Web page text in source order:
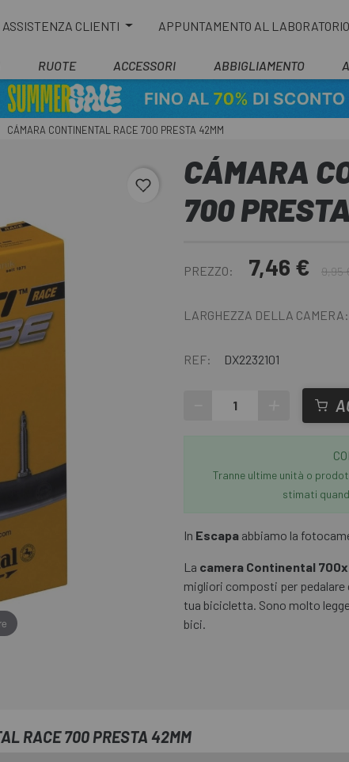
ASSISTENZA CLIENTI APPUNTAMENTO AL LABORATORIO
RUOTE ACCESSORI ABBIGLIAMENTO
CÁMARA CONTINENTAL RACE 700 PRESTA 42MM
favorite_border
CÁMARA
700
PREZZO: 7,46 € 9,95
LARGHEZZA DELLA CAMERA:
REF: DX2232101
Tranne ultime unità o
stimati
In Escapa abbiamo la
La camera Continental
migliori composti per
tua bicicletta. Sono molto
bici.
RACE 700 PRESTA 42MM